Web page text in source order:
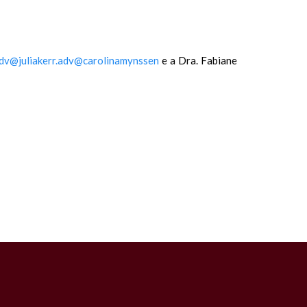
@juliakerr.adv@carolinamynssen e a Dra. Fabiane